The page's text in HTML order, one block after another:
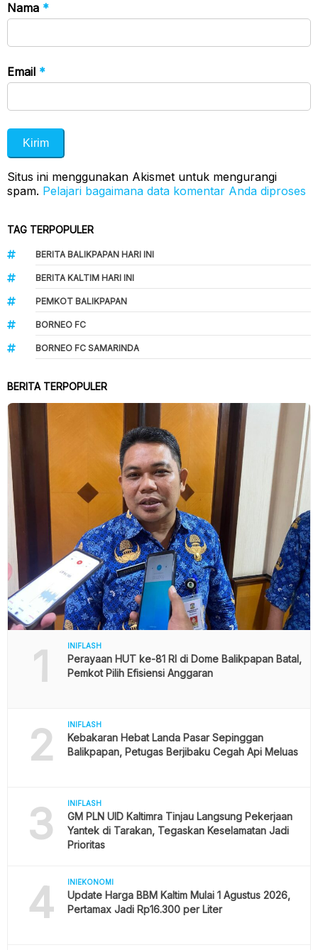
Nama *
Email *
Situs ini menggunakan Akismet untuk mengurangi
spam. Pelajari bagaimana data komentar Anda diproses
TAG TERPOPULER
BERITA BALIKPAPAN HARI INI
BERITA KALTIM HARI INI
PEMKOT BALIKPAPAN
BORNEO FC
BORNEO FC SAMARINDA
BERITA TERPOPULER
1 INIFLASH
Perayaan HUT ke-81 RI di Dome Balikpapan Batal,
Pemkot Pilih Efisiensi Anggaran
2 INIFLASH
Kebakaran Hebat Landa Pasar Sepinggan
Balikpapan, Petugas Berjibaku Cegah Api Meluas
3 INIFLASH
GM PLN UID Kaltimra Tinjau Langsung Pekerjaan
Yantek di Tarakan, Tegaskan Keselamatan Jadi
Prioritas
4 INIEKONOMI
Update Harga BBM Kaltim Mulai 1 Agustus 2026,
Pertamax Jadi Rp16.300 per Liter